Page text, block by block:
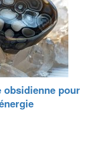
obsidienne pour